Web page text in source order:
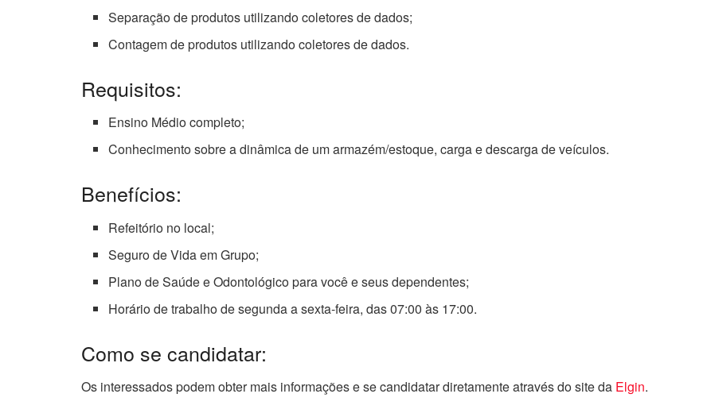
Separação de produtos utilizando coletores de dados;
Contagem de produtos utilizando coletores de dados.
Requisitos:
Ensino Médio completo;
Conhecimento sobre a dinâmica de um armazém/estoque, carga e descarga de veículos.
Benefícios:
Refeitório no local;
Seguro de Vida em Grupo;
Plano de Saúde e Odontológico para você e seus dependentes;
Horário de trabalho de segunda a sexta-feira, das 07:00 às 17:00.
Como se candidatar:
Os interessados podem obter mais informações e se candidatar diretamente através do site da Elgin.